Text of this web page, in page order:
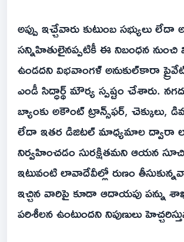
అప్పు ఇచ్చేవారు కుటుంబ సభ్యులు లేదా
సన్నిహితులైనప్పటికీ ఈ నిబంధన
ఉండదని విభవాంగళ్ అనుకుల్‌కారా
ఎండీ సిద్ధార్థ్ మౌర్య స్పష్టం చేశారు.
బ్యాంకు అకౌంట్ ట్రాన్స్‌ఫర్, చెక్కులు,
లేదా ఇతర డిజిటల్ మాధ్యమాల ద్వారా
నిర్వహించడం సురక్షితమని ఆయన
ఇటువంటి లావాదేవీల్లో రుణం
ఇచ్చిన వారిపై కూడా ఆదాయపు పన్ను
పరిశీలన ఉంటుందని నిపుణులు